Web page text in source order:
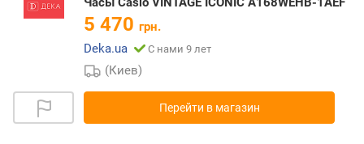
5 470 грн.
Deka.ua
С нами 9 лет
(Киев)
Перейти в магазин